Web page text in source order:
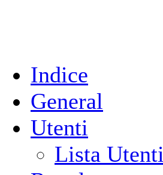
Indice
General
Utenti
Lista Utenti